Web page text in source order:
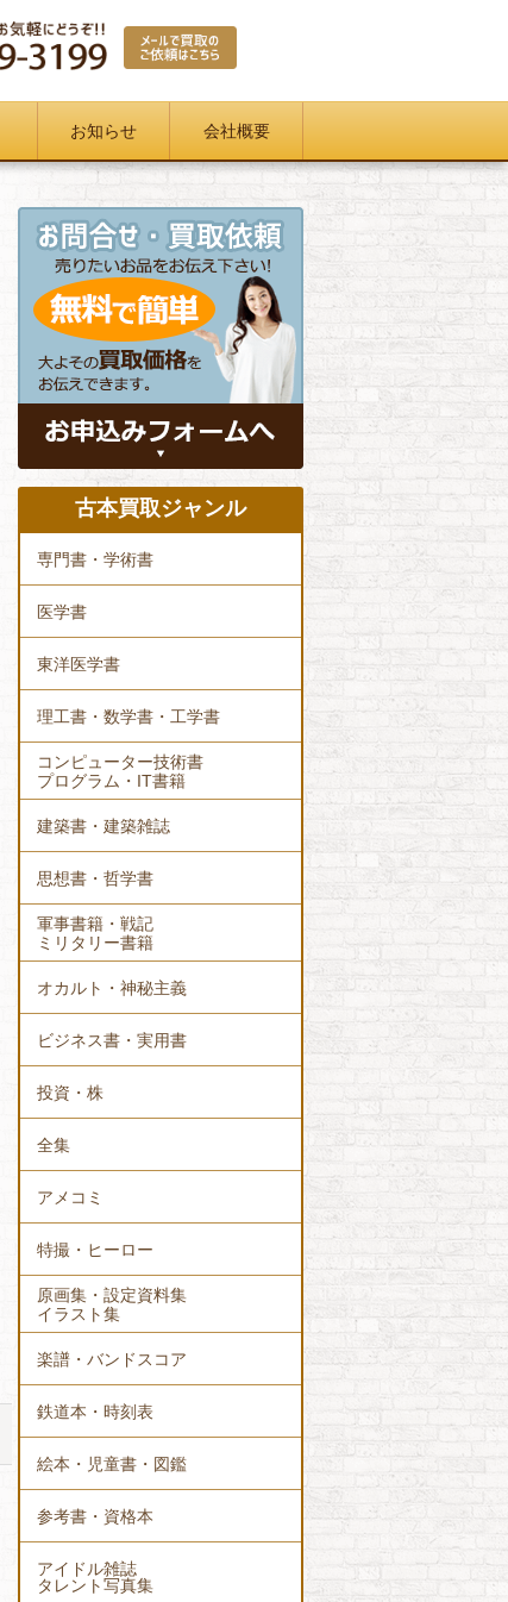
お知らせ 会社概要
古本買取ジャンル
専門書・学術書
医学書
東洋医学書
理工書・数学書・工学書
コンピューター技術書
プログラム・IT書籍
建築書・建築雑誌
思想書・哲学書
軍事書籍・戦記
ミリタリー書籍
オカルト・神秘主義
ビジネス書・実用書
投資・株
全集
アメコミ
特撮・ヒーロー
原画集・設定資料集
イラスト集
楽譜・バンドスコア
鉄道本・時刻表
絵本・児童書・図鑑
参考書・資格本
アイドル雑誌
タレント写真集